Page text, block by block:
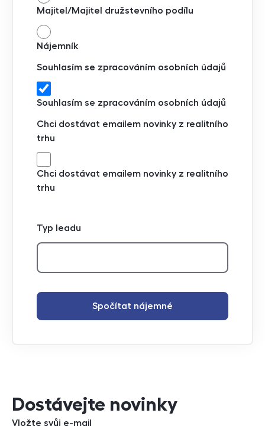
Majitel/Majitel družstevního podílu
Nájemník
Souhlasím se zpracováním osobních údajů
Souhlasím se zpracováním osobních údajů
Chci dostávat emailem novinky z realitního
trhu
Chci dostávat emailem novinky z realitního
trhu
Typ leadu
Spočítat nájemné
Dostávejte novinky
Vložte svůj e-mail